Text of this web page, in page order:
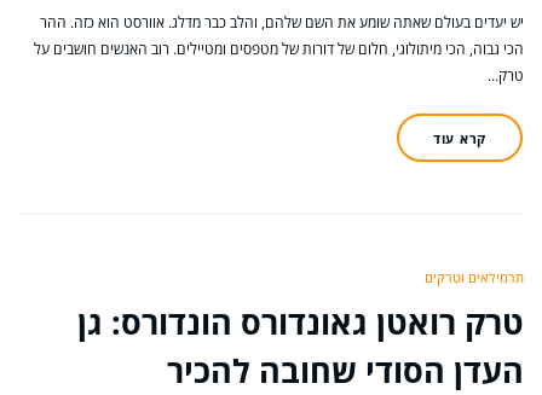
יש יעדים בעולם שאתה שומע את השם שלהם, והלב כבר מדלג. אוורסט הוא כזה. ההר
הכי גבוה, הכי מיתולוגי, חלום של דורות של מטפסים ומטיילים. רוב האנשים חושבים על
טרק…
קרא עוד
תרמילאים וטרקים
טרק רואטן גאונדורס הונדורס: גן
העדן הסודי שחובה להכיר